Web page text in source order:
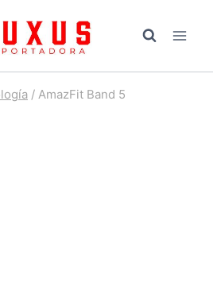
/ AmazFit Band 5